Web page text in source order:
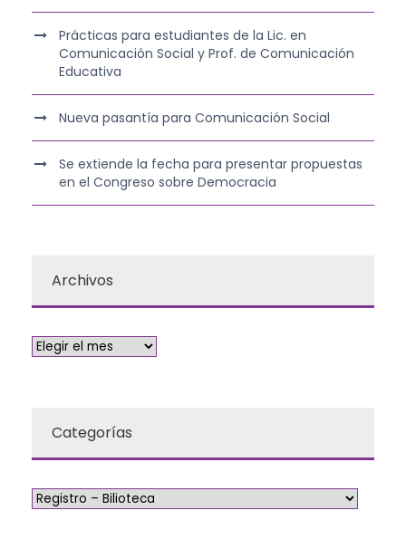
Prácticas para estudiantes de la Lic. en
Comunicación Social y Prof. de Comunicación
Educativa
Nueva pasantía para Comunicación Social
Se extiende la fecha para presentar propuestas
en el Congreso sobre Democracia
Archivos
Categorías